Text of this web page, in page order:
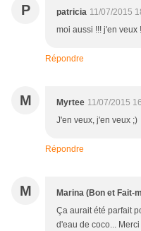
P patricia 11/07/2015
moi aussi !!! j'en veux
Répondre
M Myrtee 11/07/2015
J'en veux, j'en veux ;)
Répondre
M Marina (Bon et Fait-
Ça aurait été parfait
d'eau de coco...